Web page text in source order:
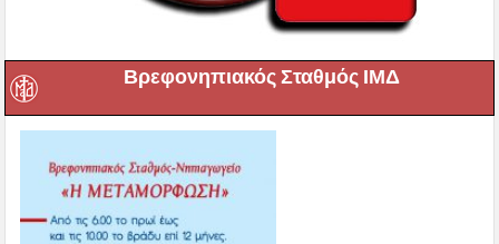
Βρεφονηπιακός Σταθμός ΙΜΔ